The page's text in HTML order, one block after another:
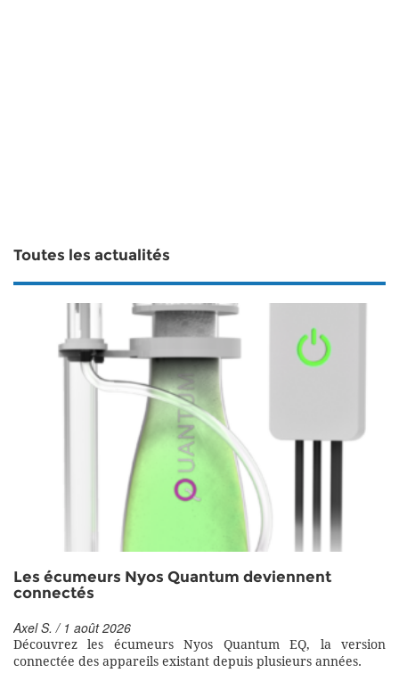
Toutes les actualités
Les écumeurs Nyos Quantum deviennent
connectés
Axel S. / 1 août 2026
Découvrez les écumeurs Nyos Quantum EQ, la version
connectée des appareils existant depuis plusieurs années.